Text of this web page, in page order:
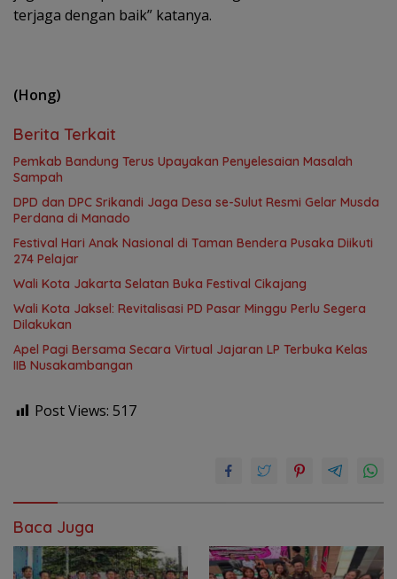
terjaga dengan baik” katanya.
(Hong)
Berita Terkait
Pemkab Bandung Terus Upayakan Penyelesaian Masalah
Sampah
DPD dan DPC Srikandi Jaga Desa se-Sulut Resmi Gelar Musda
Perdana di Manado
Festival Hari Anak Nasional di Taman Bendera Pusaka Diikuti
274 Pelajar
Wali Kota Jakarta Selatan Buka Festival Cikajang
Wali Kota Jaksel: Revitalisasi PD Pasar Minggu Perlu Segera
Dilakukan
Apel Pagi Bersama Secara Virtual Jajaran LP Terbuka Kelas
IIB Nusakambangan
Post Views: 517
Baca Juga